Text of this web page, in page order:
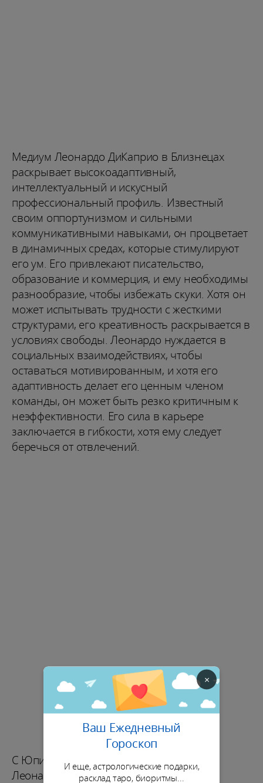
Медиум Леонардо ДиКаприо в Близнецах
раскрывает высокоадаптивный,
интеллектуальный и искусный
профессиональный профиль. Известный
своим оппортунизмом и сильными
коммуникативными навыками, он процветает
в динамичных средах, которые стимулируют
его ум. Его привлекают писательство,
образование и коммерция, и ему необходимы
разнообразие, чтобы избежать скуки. Хотя он
может испытывать трудности с жесткими
структурами, его креативность раскрывается в
условиях свободы. Леонардо нуждается в
социальных взаимодействиях, чтобы
оставаться мотивированным, и хотя его
адаптивность делает его ценным членом
команды, он может быть резко критичным к
неэффективности. Его сила в карьере
заключается в гибкости, хотя ему следует
беречься от отвлечений.
С Юпитером в Рыбах, личностный рост
Леонардо ДиКаприо регулируется его
×
Ваш Ежедневный
Гороскоп
И еще, астрологические подарки,
расклад таро, биоритмы...